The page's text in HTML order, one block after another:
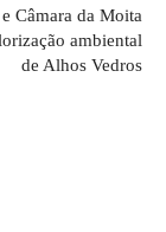
Câmara da Moita
ambiental
de Alhos Vedros